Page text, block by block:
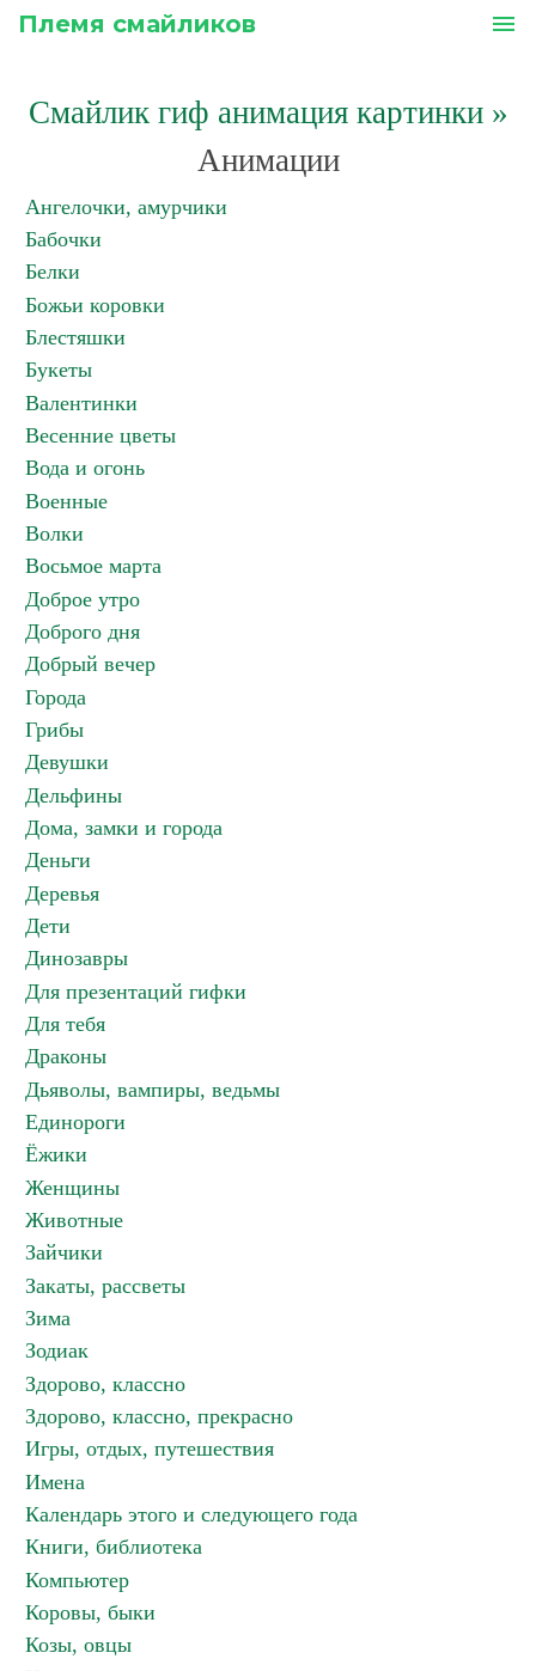
Племя смайликов menu
Смайлик гиф анимация картинки»
Анимации
Ангелочки, амурчики
Бабочки
Белки
Божьи коровки
Блестяшки
Букеты
Валентинки
Весенние цветы
Вода и огонь
Военные
Волки
Восьмое марта
Доброе утро
Доброго дня
Добрый вечер
Города
Грибы
Девушки
Дельфины
Дома, замки и города
Деньги
Деревья
Дети
Динозавры
Для презентаций гифки
Для тебя
Драконы
Дьяволы, вампиры, ведьмы
Единороги
Ёжики
Женщины
Животные
Зайчики
Закаты, рассветы
Зима
Зодиак
Здорово, классно
Здорово, классно, прекрасно
Игры, отдых, путешествия
Имена
Календарь этого и следующего года
Книги, библиотека
Компьютер
Коровы, быки
Козы, овцы